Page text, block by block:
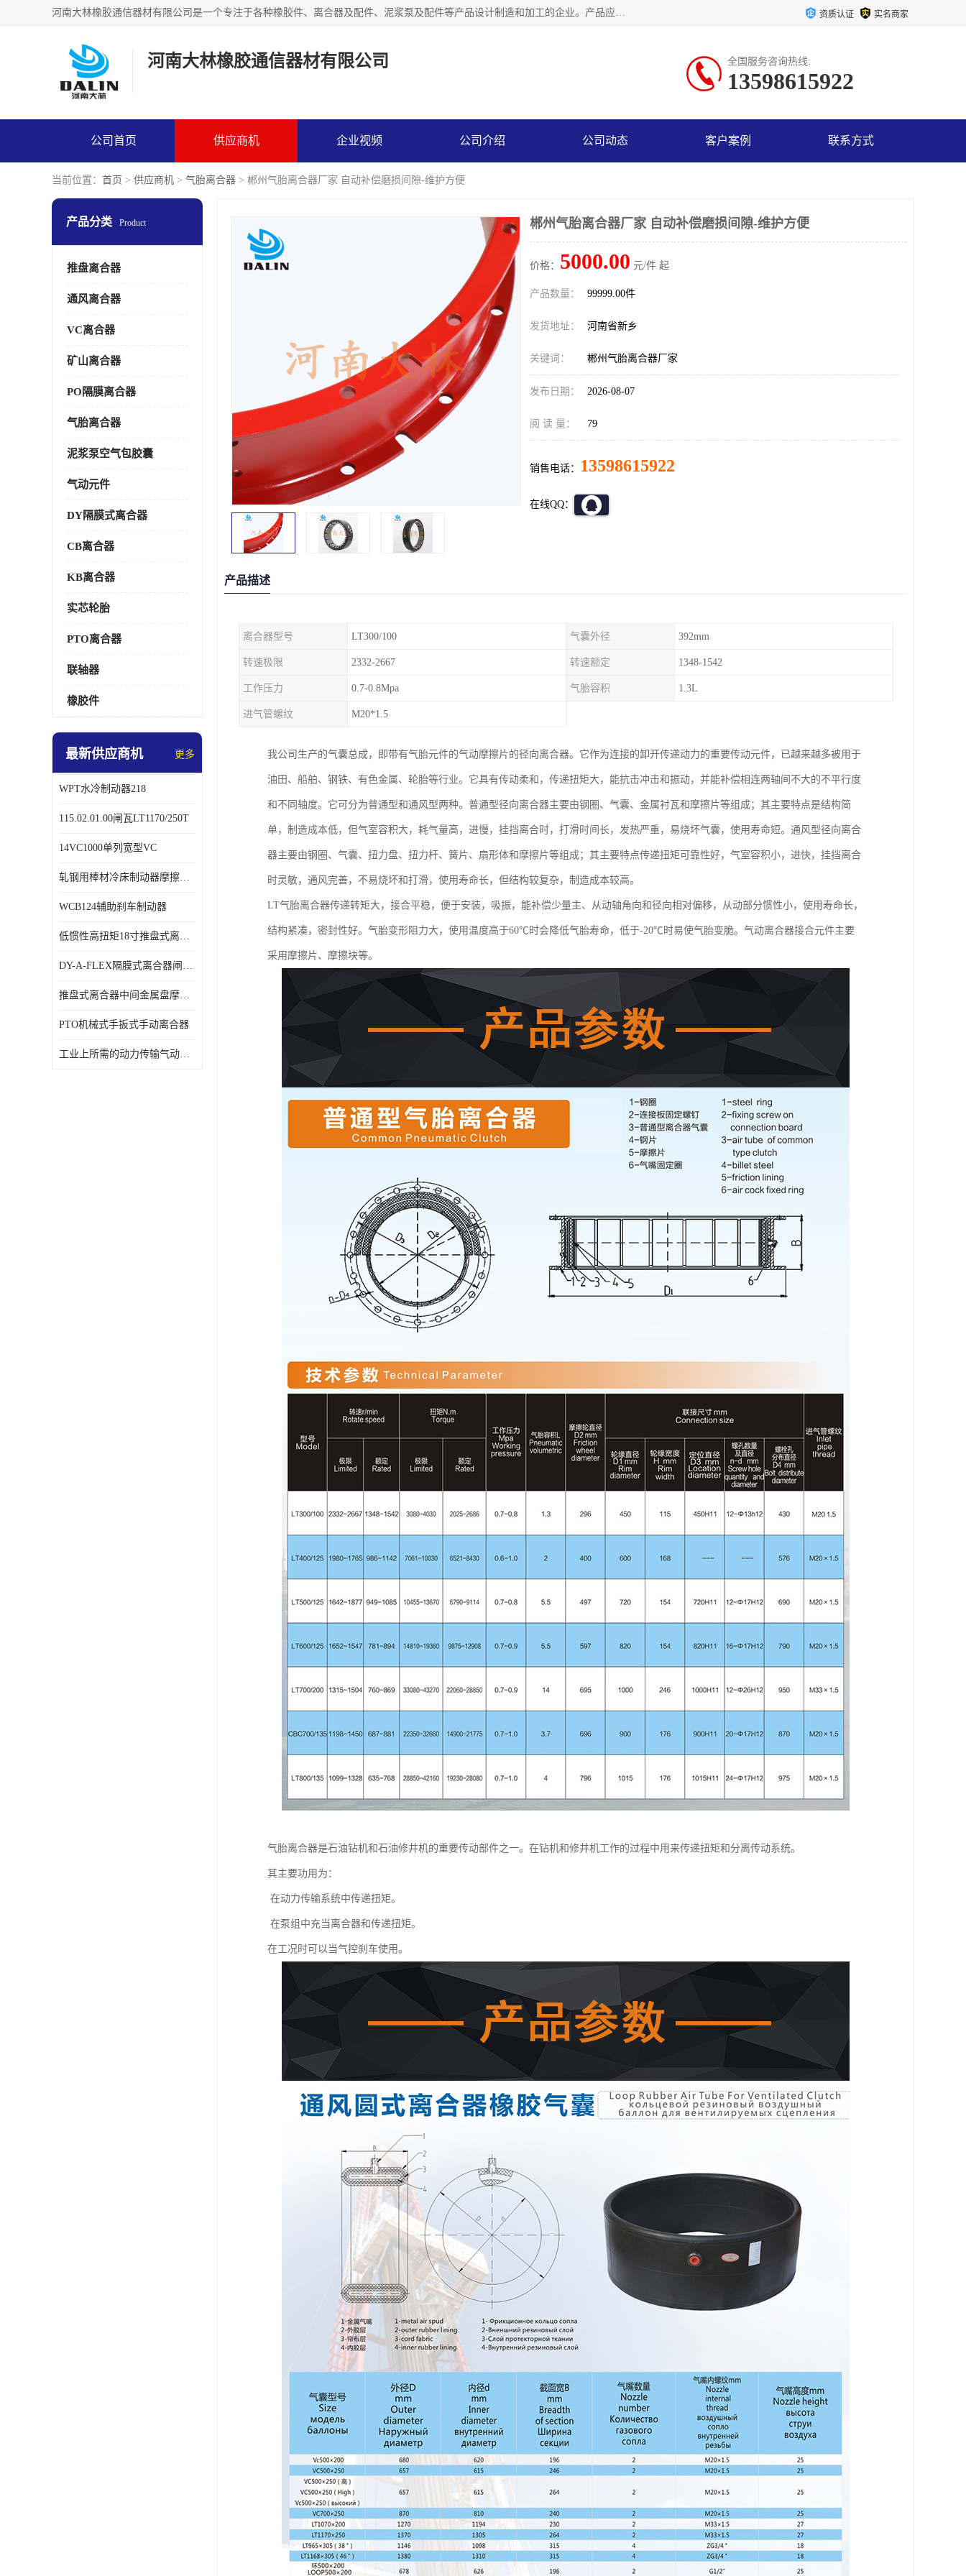
河南大林橡胶通信器材有限公司是一个专注于各种橡胶件、离合器及配件、泥浆泵及配件等产品设计制造和加工的企业。产品应用于矿山、冶金、石油、钢铁、化工、水泥、船舶、造纸、通用机械等各种大功率机械传动或制动装置。 资质认证 实名商家
河南大林橡胶通信器材有限公司 全国服务咨询热线:
13598615922
公司首页 供应商机 企业视频 公司介绍 公司动态 客户案例 联系方式
当前位置： 首页 > 供应商机 > 气胎离合器 > 郴州气胎离合器厂家 自动补偿磨损间隙-维护方便
产品分类 Product
推盘离合器
通风离合器
VC离合器
矿山离合器
PO隔膜离合器
气胎离合器
泥浆泵空气包胶囊
气动元件
DY隔膜式离合器
CB离合器
KB离合器
实芯轮胎
PTO离合器
联轴器
橡胶件
最新供应商机 更多
WPT水冷制动器218
115.02.01.00闸瓦LT1170/250T
14VC1000单列宽型VC
轧钢用棒材冷床制动器摩擦片218
WCB124辅助刹车制动器
低惯性高扭矩18寸推盘式离合器中心盘齿盘W18-11-101
DY-A-FLEX隔膜式离合器闸瓦总成7015125A
推盘式离合器中间金属盘摩擦盘18寸
PTO机械式手扳式手动离合器
工业上所需的动力传输气动离合器WCB424
郴州气胎离合器厂家 自动补偿磨损间隙-维护方便
价格： 5000.00 元/件 起
产品数量： 99999.00件
发货地址： 河南省新乡
关键词： 郴州气胎离合器厂家
发布日期： 2026-08-07
阅 读 量： 79
销售电话： 13598615922
在线QQ：
产品描述
离合器型号 LT300/100 气囊外径 392mm
转速极限 2332-2667 转速额定 1348-1542
工作压力 0.7-0.8Mpa 气胎容积 1.3L
进气管螺纹 M20*1.5
我公司生产的气囊总成，即带有气胎元件的气动摩擦片的径向离合器。它作为连接的卸开传递动力的重要传动元件，已越来越多被用于
油田、船舶、钢铁、有色金属、轮胎等行业。它具有传动柔和，传递扭矩大，能抗击冲击和振动，并能补偿相连两轴间不大的不平行度
和不同轴度。它可分为普通型和通风型两种。普通型径向离合器主要由钢圈、气囊、金属衬瓦和摩擦片等组成；其主要特点是结构简
单，制造成本低，但气室容积大，耗气量高，进慢，挂挡离合时，打滑时间长，发热严重，易烧坏气囊，使用寿命短。通风型径向离合
器主要由钢圈、气囊、扭力盘、扭力杆、簧片、扇形体和摩擦片等组成；其主要特点传递扭矩可靠性好，气室容积小，进快，挂挡离合
时灵敏，通风完善，不易烧坏和打滑，使用寿命长，但结构较复杂，制造成本较高。
LT气胎离合器传递转矩大，接合平稳，便于安装，吸振，能补偿少量主、从动轴角向和径向相对偏移，从动部分惯性小，使用寿命长，
结构紧凑，密封性好。气胎变形阻力大，使用温度高于60℃时会降低气胎寿命，低于-20℃时易使气胎变脆。气动离合器接合元件主要
采用摩擦片、摩擦块等。
气胎离合器是石油钻机和石油修井机的重要传动部件之一。在钻机和修井机工作的过程中用来传递扭矩和分离传动系统。
其主要功用为：
在动力传输系统中传递扭矩。
在泵组中充当离合器和传递扭矩。
在工况时可以当气控刹车使用。